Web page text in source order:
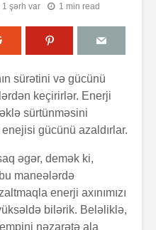
1 şərh var 1 min read
sürətini və gücünü
keçirirlər. Enerji
sürtünməsini
gücünü azaldırlar.
əgər, demək ki,
maneələrdə
enerji axınımızı
bilərik. Beləliklə,
nəzarətə ala